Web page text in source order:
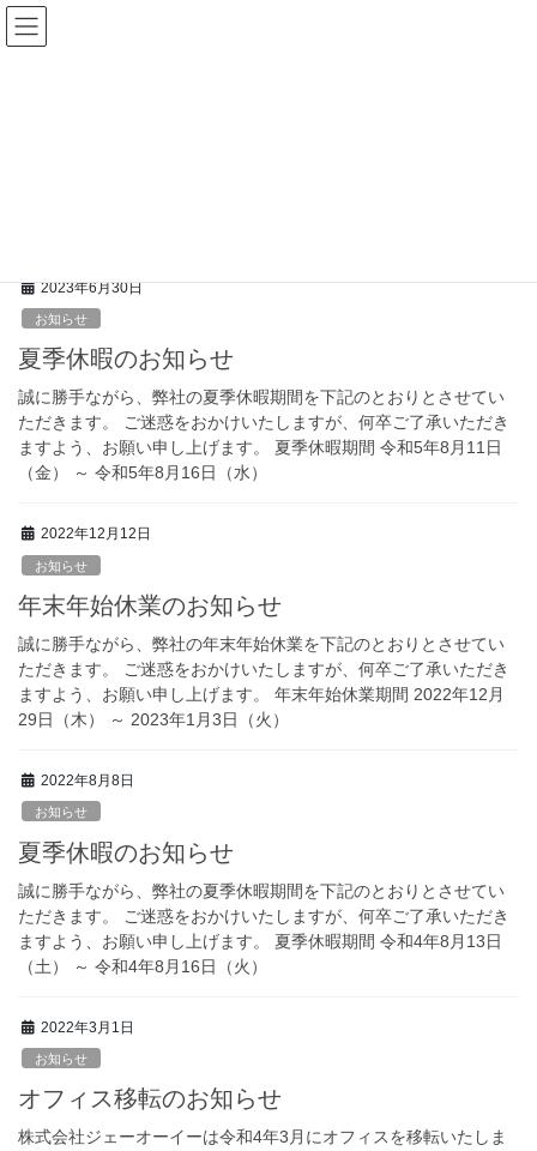
Skip
Skip
2023年6月30日
お知らせ
夏季休暇のお知らせ
誠に勝手ながら、弊社の夏季休暇期間を下記のとおりとさせてい
ただきます。 ご迷惑をおかけいたしますが、何卒ご了承いただき
ますよう、お願い申し上げます。 夏季休暇期間 令和5年8月11日
（金） ～ 令和5年8月16日（水）
2022年12月12日
お知らせ
年末年始休業のお知らせ
誠に勝手ながら、弊社の年末年始休業を下記のとおりとさせてい
ただきます。 ご迷惑をおかけいたしますが、何卒ご了承いただき
ますよう、お願い申し上げます。 年末年始休業期間 2022年12月
29日（木） ～ 2023年1月3日（火）
2022年8月8日
お知らせ
夏季休暇のお知らせ
誠に勝手ながら、弊社の夏季休暇期間を下記のとおりとさせてい
ただきます。 ご迷惑をおかけいたしますが、何卒ご了承いただき
ますよう、お願い申し上げます。 夏季休暇期間 令和4年8月13日
（土） ～ 令和4年8月16日（火）
2022年3月1日
お知らせ
オフィス移転のお知らせ
株式会社ジェーオーイーは令和4年3月にオフィスを移転いたしま